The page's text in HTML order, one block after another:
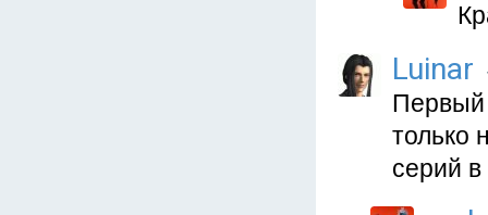
Luinar
Первый
только
серий